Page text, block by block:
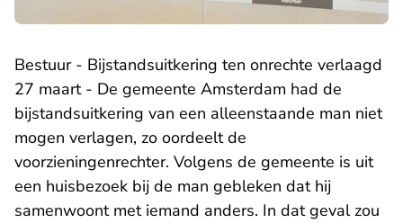
Bestuur - Bijstandsuitkering ten onrechte verlaagd
27 maart - De gemeente Amsterdam had de
bijstandsuitkering van een alleenstaande man niet
mogen verlagen, zo oordeelt de
voorzieningenrechter. Volgens de gemeente is uit
een huisbezoek bij de man gebleken dat hij
samenwoont met iemand anders. In dat geval zou